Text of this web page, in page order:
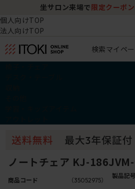
坐サロン来場で 限定クーポン
個人向けTOP
法人向けTOP
検索マイペ
ノートチェア KJ-
商品コード （35052975）
製品記号